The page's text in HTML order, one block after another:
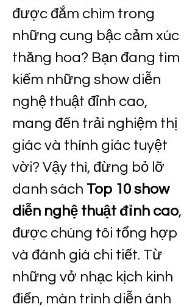
được đắm chìm trong
những cung bậc cảm xúc
thăng hoa? Bạn đang tìm
kiếm những show diễn
nghệ thuật đỉnh cao,
mang đến trải nghiệm thị
giác và thính giác tuyệt
vời? Vậy thì, đừng bỏ lỡ
danh sách Top 10 show
diễn nghệ thuật đỉnh cao,
được chúng tôi tổng hợp
và đánh giá chi tiết. Từ
những vở nhạc kịch kinh
điển, màn trình diễn ánh